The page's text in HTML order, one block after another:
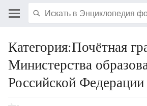
Категория:Почётная
Министерства
Российской Федерации